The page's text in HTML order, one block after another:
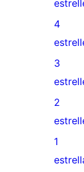
de
5
0
de
4
4
0
de
3
3
0
de
2
0
1